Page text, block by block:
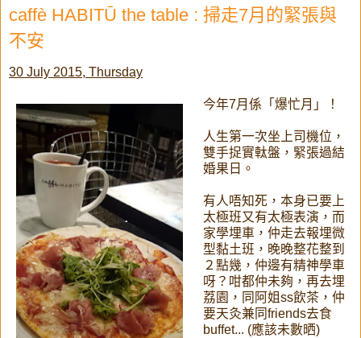
caffè HABITŪ the table : 掃走7月的緊張與
不安
30 July 2015, Thursday
今年7月係「爆忙月」！
人生第一次坐上司機位，
雙手捉實軚盤，緊張過結
婚果日。
有人唔知死，本身已要上
太極班又有太極表演，而
家學埋車，仲走去報埋微
型黏土班，晚晚整花整到
２點幾，仲邊有精神學車
呀？咁都仲未夠，再去埋
荔園，同阿姐ss飲茶，仲
要天灸兼同friends去食
buffet... (應該未數晒)